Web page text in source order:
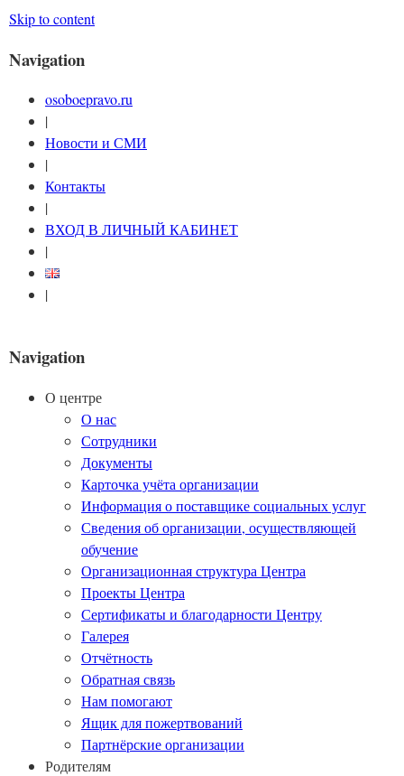
Skip to content
Navigation
osoboepravo.ru
|
Новости и СМИ
|
Контакты
|
ВХОД В ЛИЧНЫЙ КАБИНЕТ
|
|
Navigation
О центре
О нас
Сотрудники
Документы
Карточка учёта организации
Информация о поставщике социальных услуг
Сведения об организации, осуществляющей
обучение
Организационная структура Центра
Проекты Центра
Сертификаты и благодарности Центру
Галерея
Отчётность
Обратная связь
Нам помогают
Ящик для пожертвований
Партнёрские организации
Родителям